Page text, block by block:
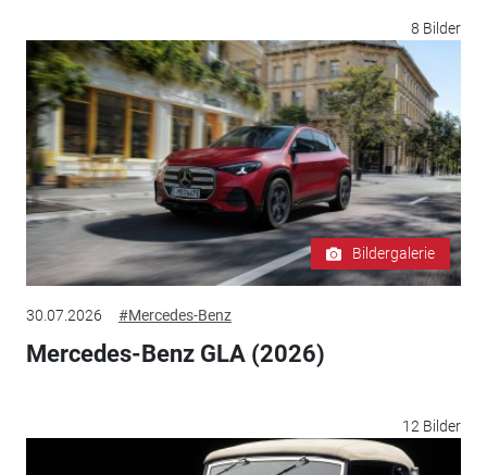
8 Bilder
Bildergalerie
30.07.2026 #Mercedes-Benz
Mercedes-Benz GLA (2026)
12 Bilder